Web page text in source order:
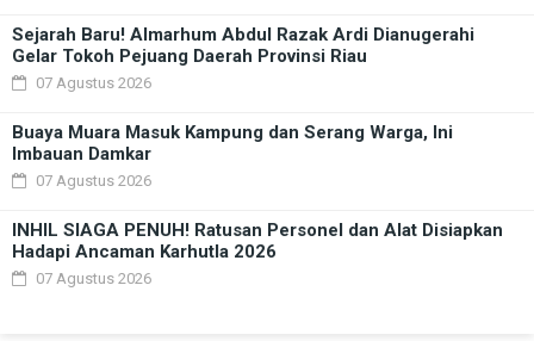
Sejarah Baru! Almarhum Abdul Razak Ardi Dianugerahi
Gelar Tokoh Pejuang Daerah Provinsi Riau
07 Agustus 2026
Buaya Muara Masuk Kampung dan Serang Warga, Ini
Imbauan Damkar
07 Agustus 2026
INHIL SIAGA PENUH! Ratusan Personel dan Alat Disiapkan
Hadapi Ancaman Karhutla 2026
07 Agustus 2026